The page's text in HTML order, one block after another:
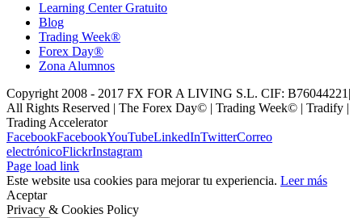
Learning Center Gratuito
Blog
Trading Week®
Forex Day®
Zona Alumnos
Copyright 2008 - 2017 FX FOR A LIVING S.L. CIF: B76044221|
All Rights Reserved | The Forex Day© | Trading Week© | Tradify |
Trading Accelerator
FacebookFacebookYouTubeLinkedInTwitterCorreo
electrónicoFlickrInstagram
Page load link
Este website usa cookies para mejorar tu experiencia. Leer más
Aceptar
Privacy & Cookies Policy